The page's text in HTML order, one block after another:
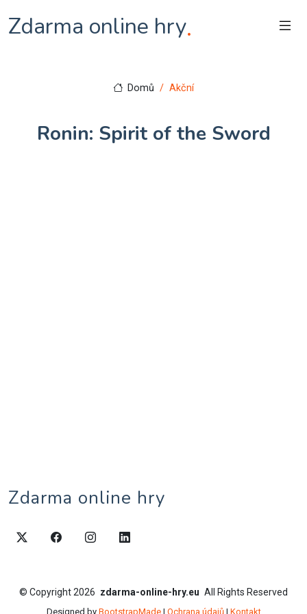
Zdarma online hry.
Domů Akční
Ronin: Spirit of the Sword
Zdarma online hry
© Copyright2026 zdarma-online-hry.eu All Rights Reserved
Designed by BootstrapMade| Ochrana údajů| Kontakt